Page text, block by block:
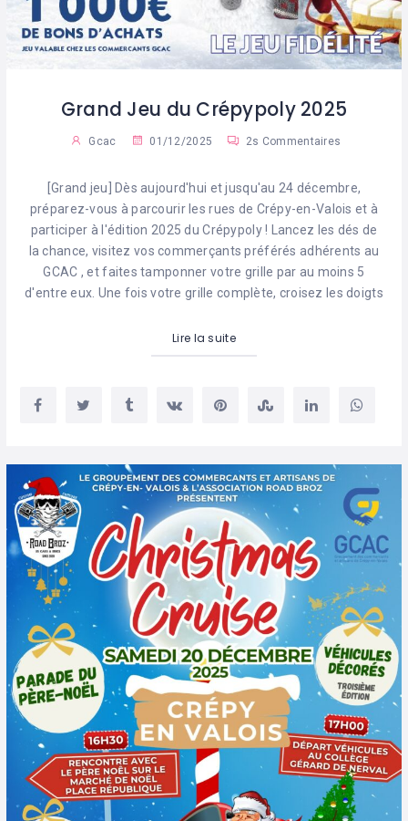
Grand Jeu du Crépypoly 2025
Gcac 01/12/2025 2s Commentaires
[Grand jeu] Dès aujourd'hui et jusqu'au 24 décembre,
préparez-vous à parcourir les rues de Crépy-en-Valois et à
participer à l'édition 2025 du Crépypoly ! Lancez les dés de
la chance, visitez vos commerçants préférés adhérents au
GCAC , et faites tamponner votre grille par au moins 5
d'entre eux. Une fois votre grille complète, croisez les doigts
Lire la suite